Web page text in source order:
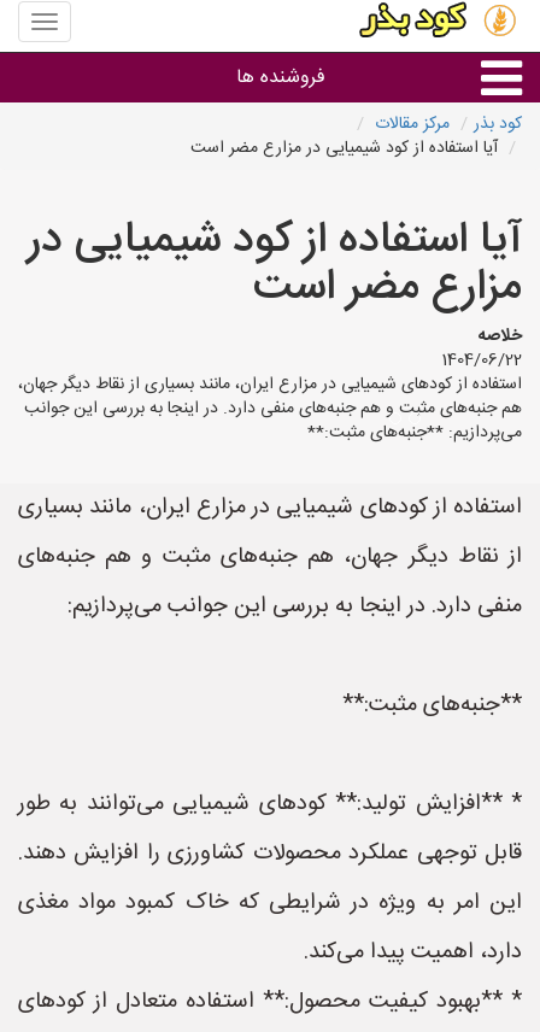
منوی
سایت
بذر
فروشنده ها
گروه ها
استان ها
کود بذر
مرکز مقالات
آیا استفاده از کود شیمیایی در مزارع مضر است
آیا استفاده از کود شیمیایی در
مزارع مضر است
خلاصه
1404/06/22
استفاده از کودهای شیمیایی در مزارع ایران، مانند بسیاری از نقاط دیگر جهان،
هم جنبه‌های مثبت و هم جنبه‌های منفی دارد. در اینجا به بررسی این جوانب
می‌پردازیم: **جنبه‌های مثبت:**
استفاده از کودهای شیمیایی در مزارع ایران، مانند بسیاری
از نقاط دیگر جهان، هم جنبه‌های مثبت و هم جنبه‌های
منفی دارد. در اینجا به بررسی این جوانب می‌پردازیم:
**جنبه‌های مثبت:**
* **افزایش تولید:** کودهای شیمیایی می‌توانند به طور
قابل توجهی عملکرد محصولات کشاورزی را افزایش دهند.
این امر به ویژه در شرایطی که خاک کمبود مواد مغذی
دارد، اهمیت پیدا می‌کند.
* **بهبود کیفیت محصول:** استفاده متعادل از کودهای